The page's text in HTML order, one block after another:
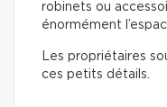
robinets ou
énormément
Les propriétaires
ces petits détails.